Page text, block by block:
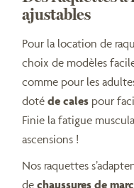
ajustables
Pour la location de
choix de modèles
comme pour les
dotéde cales pour
Finie la fatigue
ascensions !
Nos raquettes
dechaussures de